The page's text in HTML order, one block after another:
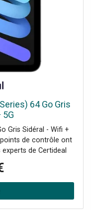
64 Go Gris
5G
Gris Sidéral - Wifi +
de contrôle ont
de Certideal